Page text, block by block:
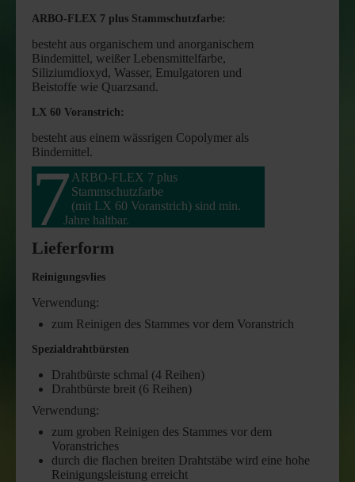
ARBO-FLEX 7 plus Stammschutzfarbe:
besteht aus organischem und anorganischem
Bindemittel, weißer Lebensmittelfarbe,
Siliziumdioxyd, Wasser, Emulgatoren und
Beistoffe wie Quarzsand.
LX 60 Voranstrich:
besteht aus einem wässrigen Copolymer als
Bindemittel.
7ARBO-FLEX 7 plus
Stammschutzfarbe
(mit LX 60 Voranstrich) sind min.
Jahre haltbar.
Lieferform
Reinigungsvlies
Verwendung:
zum Reinigen des Stammes vor dem Voranstrich
Spezialdrahtbürsten
Drahtbürste schmal (4 Reihen)
Drahtbürste breit (6 Reihen)
Verwendung:
zum groben Reinigen des Stammes vor dem
Voranstriches
durch die flachen breiten Drahtstäbe wird eine hohe
Reinigungsleistung erreicht